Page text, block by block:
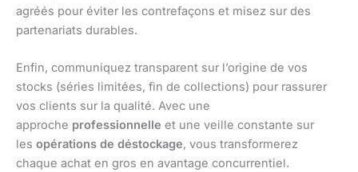
agréés pour éviter les contrefaçons et misez sur des
partenariats durables.
Enfin, communiquez transparent sur l’origine de vos
stocks (séries limitées, fin de collections) pour rassurer
vos clients sur la qualité. Avec une
approche professionnelle et une veille constante sur
les opérations de déstockage, vous transformerez
chaque achat en gros en avantage concurrentiel.